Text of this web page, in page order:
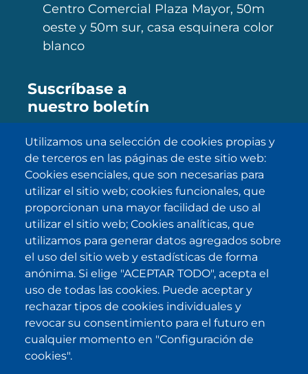
Centro Comercial Plaza Mayor, 50m
oeste y 50m sur, casa esquinera color
blanco
Suscríbase a
nuestro boletín
SUBSCRIBE
He sido informado/a sobre política
de privacidad
y la acepto.
IKI en otras latitudes
. . . .
Utilizamos una selección de cookies propias y
de terceros en las páginas de este sitio web:
Cookies esenciales, que son necesarias para
utilizar el sitio web; cookies funcionales, que
proporcionan una mayor facilidad de uso al
utilizar el sitio web; Cookies analíticas, que
utilizamos para generar datos agregados sobre
el uso del sitio web y estadísticas de forma
anónima. Si elige "ACEPTAR TODO", acepta el
uso de todas las cookies. Puede aceptar y
rechazar tipos de cookies individuales y
revocar su consentimiento para el futuro en
cualquier momento en "Configuración de
cookies".